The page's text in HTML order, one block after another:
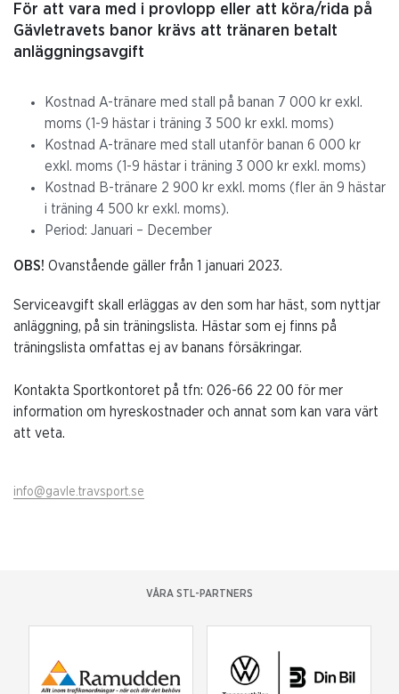
För att vara med i provlopp eller att köra/rida på
Gävletravets banor krävs att tränaren betalt
anläggningsavgift
Kostnad A-tränare med stall på banan 7 000 kr exkl.
moms (1-9 hästar i träning 3 500 kr exkl. moms)
Kostnad A-tränare med stall utanför banan 6 000 kr
exkl. moms (1-9 hästar i träning 3 000 kr exkl. moms)
Kostnad B-tränare 2 900 kr exkl. moms (fler än 9 hästar
i träning 4 500 kr exkl. moms).
Period: Januari – December
OBS! Ovanstående gäller från 1 januari 2023.
Serviceavgift skall erläggas av den som har häst, som nyttjar
anläggning, på sin träningslista. Hästar som ej finns på
träningslista omfattas ej av banans försäkringar.
Kontakta Sportkontoret på tfn: 026-66 22 00 för mer
information om hyreskostnader och annat som kan vara värt
att veta.
info@gavle.travsport.se
VÅRA STL-PARTNERS